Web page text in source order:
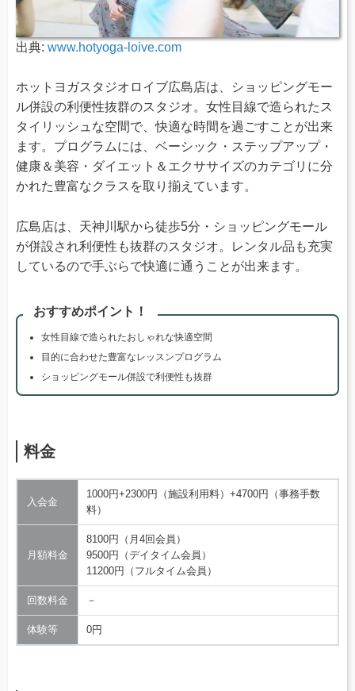
出典: www.hotyoga-loive.com
ホットヨガスタジオロイブ広島店は、ショッピングモー
ル併設の利便性抜群のスタジオ。女性目線で造られたス
タイリッシュな空間で、快適な時間を過ごすことが出来
ます。プログラムには、ベーシック・ステップアップ・
健康＆美容・ダイエット＆エクササイズのカテゴリに分
かれた豊富なクラスを取り揃えています。
広島店は、天神川駅から徒歩5分・ショッピングモール
が併設され利便性も抜群のスタジオ。レンタル品も充実
しているので手ぶらで快適に通うことが出来ます。
おすすめポイント！
女性目線で造られたおしゃれな快適空間
目的に合わせた豊富なレッスンプログラム
ショッピングモール併設で利便性も抜群
料金
入会金
1000円+2300円（施設利用料）+4700円（事務手数
料）
月額料金
8100円（月4回会員）
9500円（デイタイム会員）
11200円（フルタイム会員）
回数料金 －
体験等 0円